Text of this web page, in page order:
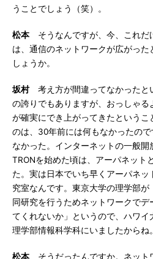
うことでしょう（笑）。
松本そうなんですが、今、これだ
は、通信のネットワークが広がっ
しょうか。
坂村考え方が間違ってなかったと
の誇りでもありますが、おっしゃる
が確実にでき上がってきたというこ
のは、30年前には何もなかったの
なかった。インターネットの一般
TRONを始めた頃は、アーパネット
た。実は日本でいち早くアーパネ
究室なんです。東京大学の理学部
同研究を行うためネットワークで
てくれないか」というので、ハワイ
理学部情報科学科にいましたからね。
松本そうだったんですか。ネット